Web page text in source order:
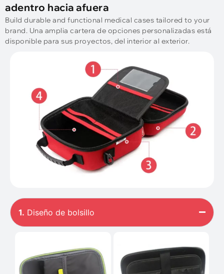
adentro hacia afuera
Build durable and functional medical cases tailored to your
brand. Una amplia cartera de opciones personalizadas está
disponible para sus proyectos, del interior al exterior.
1. Diseño de bolsillo